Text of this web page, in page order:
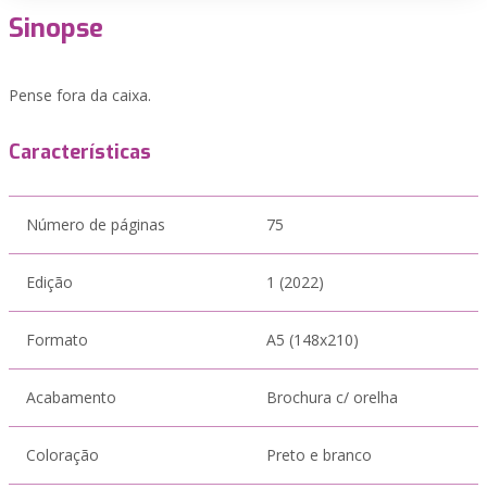
Sinopse
Pense fora da caixa.
Características
Número de páginas 75
Edição 1 (2022)
Formato A5 (148x210)
Acabamento Brochura c/ orelha
Coloração Preto e branco